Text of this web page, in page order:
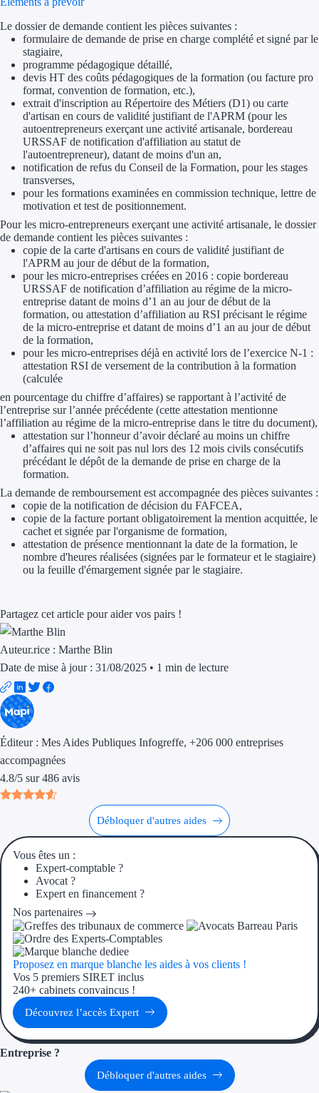
Ressources
Nos guides
Nos partenaires
Le dossier de demande contient les pièces suivantes :
formulaire de demande de prise en charge complété et signé par le
stagiaire,
programme pédagogique détaillé,
devis HT des coûts pédagogiques de la formation (ou facture pro
format, convention de formation, etc.),
extrait d'inscription au Répertoire des Métiers (D1) ou carte
d'artisan en cours de validité justifiant de l'APRM (pour les
autoentrepreneurs exerçant une activité artisanale, bordereau
URSSAF de notification d'affiliation au statut de
l'autoentrepreneur), datant de moins d'un an,
notification de refus du Conseil de la Formation, pour les stages
transverses,
pour les formations examinées en commission technique, lettre de
motivation et test de positionnement.
Pour les micro-entrepreneurs exerçant une activité artisanale, le dossier
de demande contient les pièces suivantes :
copie de la carte d'artisans en cours de validité justifiant de
l'APRM au jour de début de la formation,
pour les micro-entreprises créées en 2016 : copie bordereau
URSSAF de notification d’affiliation au régime de la micro-
entreprise datant de moins d’1 an au jour de début de la
formation, ou attestation d’affiliation au RSI précisant le régime
de la micro-entreprise et datant de moins d’1 an au jour de début
de la formation,
pour les micro-entreprises déjà en activité lors de l’exercice N-1 :
attestation RSI de versement de la contribution à la formation
(calculée
en pourcentage du chiffre d’affaires) se rapportant à l’activité de
l’entreprise sur l’année précédente (cette attestation mentionne
l’affiliation au régime de la micro-entreprise dans le titre du document),
attestation sur l’honneur d’avoir déclaré au moins un chiffre
d’affaires qui ne soit pas nul lors des 12 mois civils consécutifs
précédant le dépôt de la demande de prise en charge de la
formation.
La demande de remboursement est accompagnée des pièces suivantes :
copie de la notification de décision du FAFCEA,
copie de la facture portant obligatoirement la mention acquittée, le
cachet et signée par l'organisme de formation,
attestation de présence mentionnant la date de la formation, le
nombre d'heures réalisées (signées par le formateur et le stagiaire)
ou la feuille d'émargement signée par le stagiaire.
Partagez cet article pour aider vos pairs !
Auteur.rice : Marthe Blin
Date de mise à jour : 31/08/2025 • 1 min de lecture
Éditeur : Mes Aides Publiques Infogreffe, +206 000 entreprises
accompagnées
4.8/5 sur 486 avis
Débloquer d'autres aides
Vous êtes un :
Expert-comptable ?
Avocat ?
Expert en financement ?
Nos partenaires
Proposez en marque blanche les aides à vos clients !
Vos 5 premiers SIRET inclus
240+ cabinets convaincus !
Découvrez l’accès Expert
Entreprise ?
Débloquer d'autres aides